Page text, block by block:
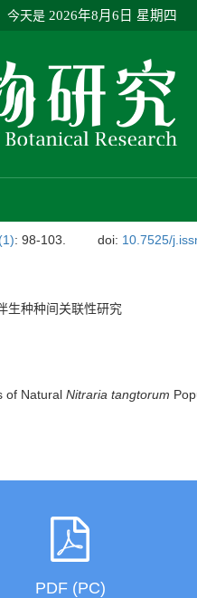
今天是 2026年8月6日 星期四
: 98-103. doi: 10.7525/
生种种间关联性研究
of Natural Nitraria tangtorum
PDF (PC)